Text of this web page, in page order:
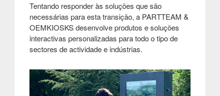
Tentando responder às soluções que são
necessárias para esta transição, a PARTTEAM &
OEMKIOSKS desenvolve produtos e soluções
interactivas personalizadas para todo o tipo de
sectores de actividade e indústrias.